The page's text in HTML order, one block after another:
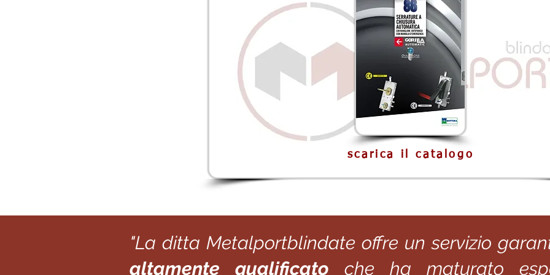
scarica il catalogo
"La ditta Metalportblindate offre un servizio
altamente qualificato che ha maturato